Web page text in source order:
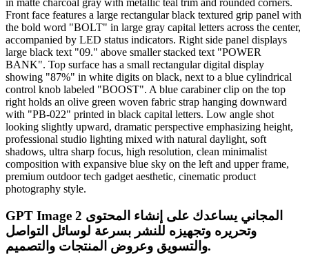
in matte charcoal gray with metallic teal trim and rounded corners.
Front face features a large rectangular black textured grip panel with
the bold word "BOLT" in large gray capital letters across the center,
accompanied by LED status indicators. Right side panel displays
large black text "09." above smaller stacked text "POWER
BANK". Top surface has a small rectangular digital display
showing "87%" in white digits on black, next to a blue cylindrical
control knob labeled "BOOST". A blue carabiner clip on the top
right holds an olive green woven fabric strap hanging downward
with "PB-022" printed in black capital letters. Low angle shot
looking slightly upward, dramatic perspective emphasizing height,
professional studio lighting mixed with natural daylight, soft
shadows, ultra sharp focus, high resolution, clean minimalist
composition with expansive blue sky on the left and upper frame,
premium outdoor tech gadget aesthetic, cinematic product
photography style.
GPT Image 2 المجاني يساعدك على إنشاء المحتوى
وتحريره وتجهيزه للنشر بسرعة لوسائل التواصل
والتسويق وعروض المنتجات والتصميم.